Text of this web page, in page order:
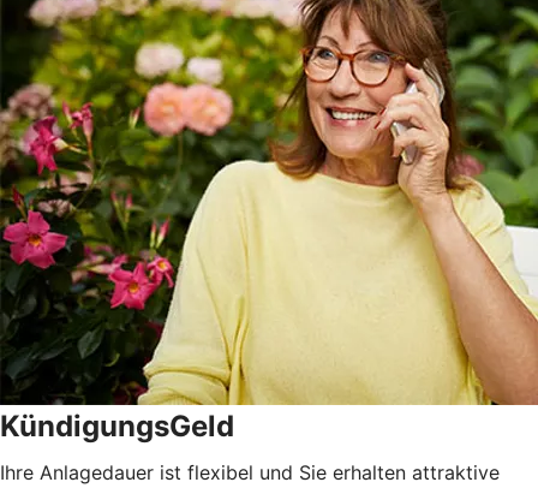
KündigungsGeld
Ihre Anlagedauer ist flexibel und Sie erhalten attraktive